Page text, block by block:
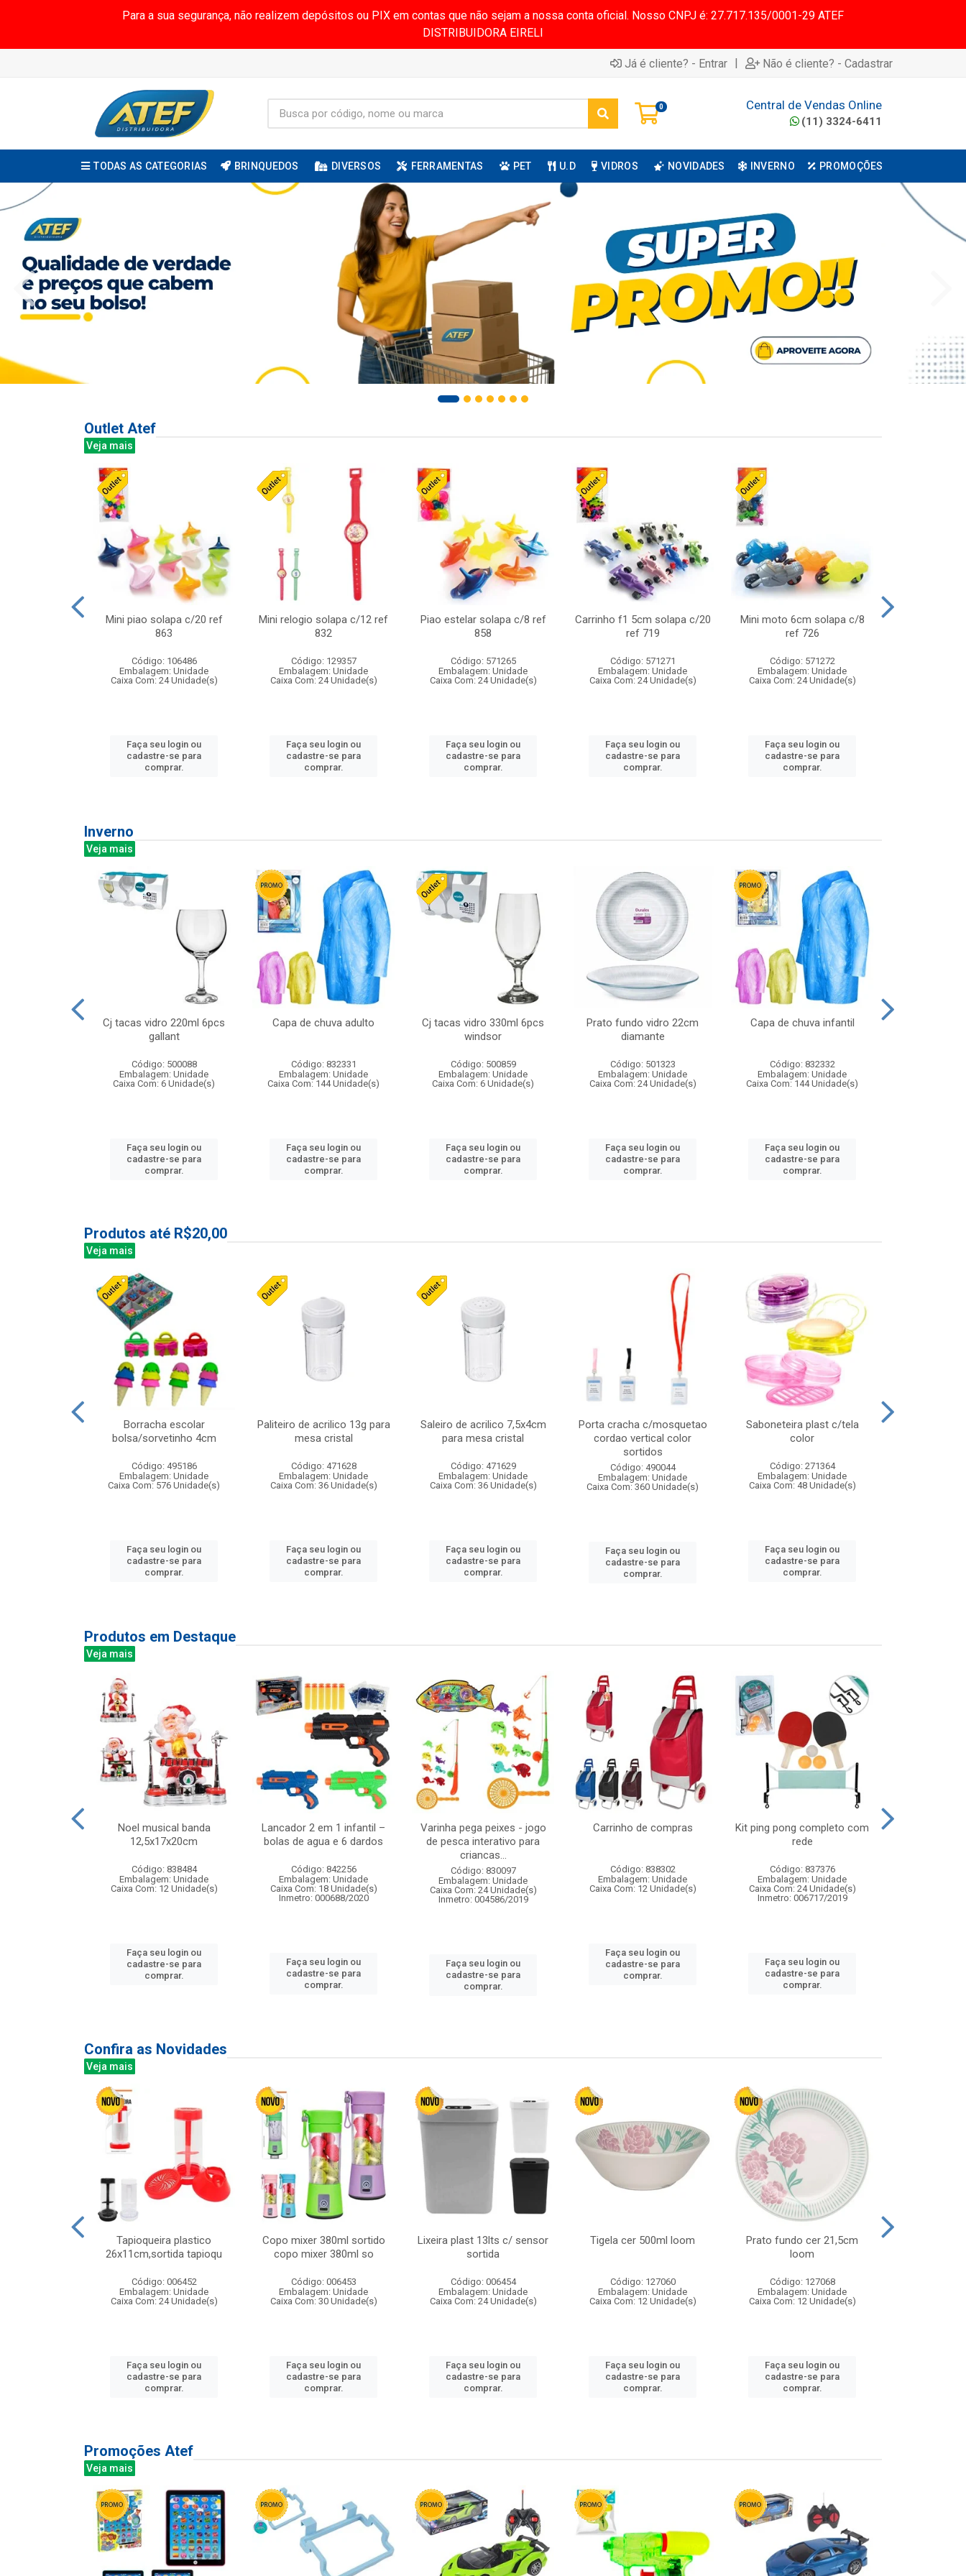
Para a sua segurança, não realizem depósitos ou PIX em contas que não sejam a nossa conta oficial. Nosso CNPJ é: 27.717.135/0001-29 ATEF
DISTRIBUIDORA EIRELI
Já é cliente? - Entrar | Não é cliente? - Cadastrar
0 Central de Vendas Online
(11) 3324-6411
TODAS AS CATEGORIAS BRINQUEDOS DIVERSOS FERRAMENTAS PET U.D VIDROS NOVIDADES INVERNO PROMOÇÕES
Outlet Atef
Veja mais
Mini piao solapa c/20 ref
863
Código: 106486
Embalagem: Unidade
Caixa Com: 24 Unidade(s)
Faça seu login ou
cadastre-se para
comprar.
Mini relogio solapa c/12 ref
832
Código: 129357
Embalagem: Unidade
Caixa Com: 24 Unidade(s)
Faça seu login ou
cadastre-se para
comprar.
Piao estelar solapa c/8 ref
858
Código: 571265
Embalagem: Unidade
Caixa Com: 24 Unidade(s)
Faça seu login ou
cadastre-se para
comprar.
Carrinho f1 5cm solapa c/20
ref 719
Código: 571271
Embalagem: Unidade
Caixa Com: 24 Unidade(s)
Faça seu login ou
cadastre-se para
comprar.
Mini moto 6cm solapa c/8
ref 726
Código: 571272
Embalagem: Unidade
Caixa Com: 24 Unidade(s)
Faça seu login ou
cadastre-se para
comprar.
Inverno
Veja mais
Cj tacas vidro 220ml 6pcs
gallant
Código: 500088
Embalagem: Unidade
Caixa Com: 6 Unidade(s)
Faça seu login ou
cadastre-se para
comprar.
Capa de chuva adulto
Código: 832331
Embalagem: Unidade
Caixa Com: 144 Unidade(s)
Faça seu login ou
cadastre-se para
comprar.
Cj tacas vidro 330ml 6pcs
windsor
Código: 500859
Embalagem: Unidade
Caixa Com: 6 Unidade(s)
Faça seu login ou
cadastre-se para
comprar.
Prato fundo vidro 22cm
diamante
Código: 501323
Embalagem: Unidade
Caixa Com: 24 Unidade(s)
Faça seu login ou
cadastre-se para
comprar.
Capa de chuva infantil
Código: 832332
Embalagem: Unidade
Caixa Com: 144 Unidade(s)
Faça seu login ou
cadastre-se para
comprar.
Produtos até R$20,00
Veja mais
Borracha escolar
bolsa/sorvetinho 4cm
Código: 495186
Embalagem: Unidade
Caixa Com: 576 Unidade(s)
Faça seu login ou
cadastre-se para
comprar.
Paliteiro de acrilico 13g para
mesa cristal
Código: 471628
Embalagem: Unidade
Caixa Com: 36 Unidade(s)
Faça seu login ou
cadastre-se para
comprar.
Saleiro de acrilico 7,5x4cm
para mesa cristal
Código: 471629
Embalagem: Unidade
Caixa Com: 36 Unidade(s)
Faça seu login ou
cadastre-se para
comprar.
Porta cracha c/mosquetao
cordao vertical color
sortidos
Código: 490044
Embalagem: Unidade
Caixa Com: 360 Unidade(s)
Faça seu login ou
cadastre-se para
comprar.
Saboneteira plast c/tela
color
Código: 271364
Embalagem: Unidade
Caixa Com: 48 Unidade(s)
Faça seu login ou
cadastre-se para
comprar.
Produtos em Destaque
Veja mais
Noel musical banda
12,5x17x20cm
Código: 838484
Embalagem: Unidade
Caixa Com: 12 Unidade(s)
Faça seu login ou
cadastre-se para
comprar.
Lancador 2 em 1 infantil –
bolas de agua e 6 dardos
Código: 842256
Embalagem: Unidade
Caixa Com: 18 Unidade(s)
Inmetro: 000688/2020
Faça seu login ou
cadastre-se para
comprar.
Varinha pega peixes - jogo
de pesca interativo para
criancas...
Código: 830097
Embalagem: Unidade
Caixa Com: 24 Unidade(s)
Inmetro: 004586/2019
Faça seu login ou
cadastre-se para
comprar.
Carrinho de compras
Código: 838302
Embalagem: Unidade
Caixa Com: 12 Unidade(s)
Faça seu login ou
cadastre-se para
comprar.
Kit ping pong completo com
rede
Código: 837376
Embalagem: Unidade
Caixa Com: 24 Unidade(s)
Inmetro: 006717/2019
Faça seu login ou
cadastre-se para
comprar.
Confira as Novidades
Veja mais
Tapioqueira plastico
26x11cm,sortida tapioqu
Código: 006452
Embalagem: Unidade
Caixa Com: 24 Unidade(s)
Faça seu login ou
cadastre-se para
comprar.
Copo mixer 380ml sortido
copo mixer 380ml so
Código: 006453
Embalagem: Unidade
Caixa Com: 30 Unidade(s)
Faça seu login ou
cadastre-se para
comprar.
Lixeira plast 13lts c/ sensor
sortida
Código: 006454
Embalagem: Unidade
Caixa Com: 24 Unidade(s)
Faça seu login ou
cadastre-se para
comprar.
Tigela cer 500ml loom
Código: 127060
Embalagem: Unidade
Caixa Com: 12 Unidade(s)
Faça seu login ou
cadastre-se para
comprar.
Prato fundo cer 21,5cm
loom
Código: 127068
Embalagem: Unidade
Caixa Com: 12 Unidade(s)
Faça seu login ou
cadastre-se para
comprar.
Promoções Atef
Veja mais